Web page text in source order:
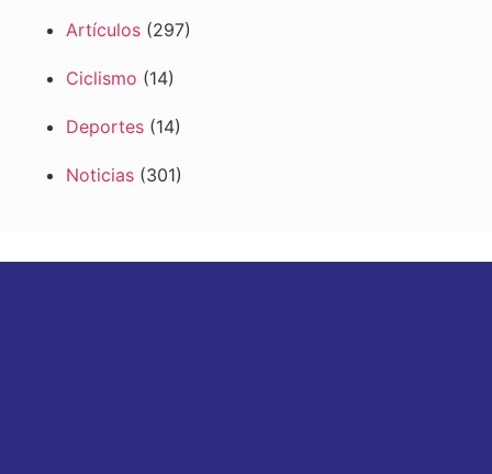
Artículos (297)
Ciclismo (14)
Deportes (14)
Noticias (301)